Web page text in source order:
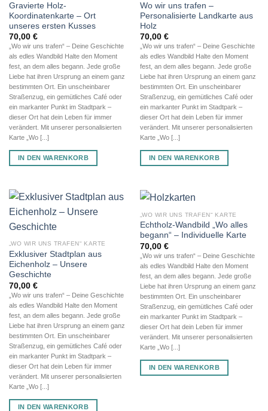
Gravierte Holz-
Koordinatenkarte – Ort
unseres ersten Kusses
70,00 €
„Wo wir uns trafen“ – Deine Geschichte
als edles Wandbild Halte den Moment
fest, an dem alles begann. Jede große
Liebe hat ihren Ursprung an einem ganz
bestimmten Ort. Ein unscheinbarer
Straßenzug, ein gemütliches Café oder
ein markanter Punkt im Stadtpark –
dieser Ort hat dein Leben für immer
verändert. Mit unserer personalisierten
Karte „Wo [...]
IN DEN WARENKORB
Wo wir uns trafen –
Personalisierte Landkarte aus
Holz
70,00 €
„Wo wir uns trafen“ – Deine Geschichte
als edles Wandbild Halte den Moment
fest, an dem alles begann. Jede große
Liebe hat ihren Ursprung an einem ganz
bestimmten Ort. Ein unscheinbarer
Straßenzug, ein gemütliches Café oder
ein markanter Punkt im Stadtpark –
dieser Ort hat dein Leben für immer
verändert. Mit unserer personalisierten
Karte „Wo [...]
IN DEN WARENKORB
„WO WIR UNS TRAFEN“ KARTE
Exklusiver Stadtplan aus
Eichenholz – Unsere
Geschichte
70,00 €
„Wo wir uns trafen“ – Deine Geschichte
als edles Wandbild Halte den Moment
fest, an dem alles begann. Jede große
Liebe hat ihren Ursprung an einem ganz
bestimmten Ort. Ein unscheinbarer
Straßenzug, ein gemütliches Café oder
ein markanter Punkt im Stadtpark –
dieser Ort hat dein Leben für immer
verändert. Mit unserer personalisierten
Karte „Wo [...]
IN DEN WARENKORB
„WO WIR UNS TRAFEN“ KARTE
Echtholz-Wandbild „Wo alles
begann“ – Individuelle Karte
70,00 €
„Wo wir uns trafen“ – Deine Geschichte
als edles Wandbild Halte den Moment
fest, an dem alles begann. Jede große
Liebe hat ihren Ursprung an einem ganz
bestimmten Ort. Ein unscheinbarer
Straßenzug, ein gemütliches Café oder
ein markanter Punkt im Stadtpark –
dieser Ort hat dein Leben für immer
verändert. Mit unserer personalisierten
Karte „Wo [...]
IN DEN WARENKORB